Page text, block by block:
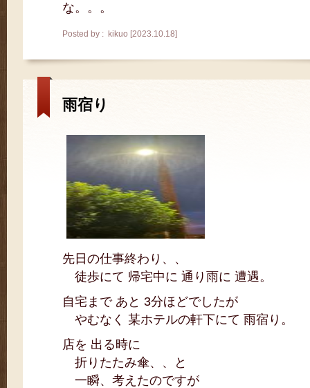
な。。。
Posted by : kikuo [2023.10.18]
雨宿り
先日の仕事終わり、、
徒歩にて 帰宅中に 通り雨に 遭遇。
自宅まで あと 3分ほどでしたが
やむなく 某ホテルの軒下にて 雨宿り。
店を 出る時に
折りたたみ傘、、と
一瞬、考えたのですが